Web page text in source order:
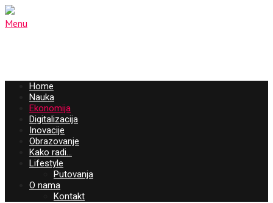
Menu
Home
Nauka
Ekonomija
Digitalizacija
Inovacije
Obrazovanje
Kako radi…
Lifestyle
Putovanja
O nama
Kontakt